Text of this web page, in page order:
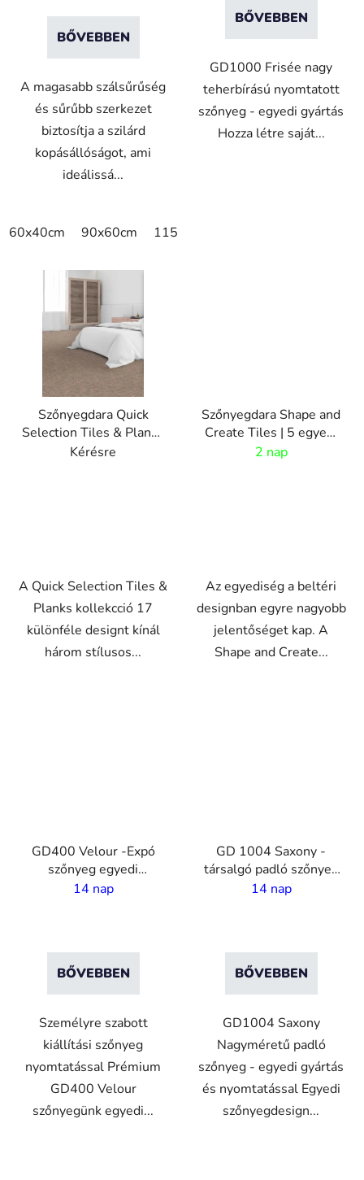
BŐVEBBEN
A magasabb szálsűrűség
és sűrűbb szerkezet
biztosítja a szilárd
kopásállóságot, ami
ideálissá...
60x40cm 90x60cm 115x115cm
BŐVEBBEN
GD1000 Frisée nagy
teherbírású nyomtatott
szőnyeg - egyedi gyártás
Hozza létre saját...
Szőnyegdara Quick
Selection Tiles & Planks
| 17 design
Kérésre
A Quick Selection Tiles &
Planks kollekcció 17
különféle designt kínál
három stílusos...
Szőnyegdara Shape and
Create Tiles | 5 egyedi
forma
2 nap
Az egyediség a beltéri
designban egyre nagyobb
jelentőséget kap. A
Shape and Create...
GD400 Velour -Expó
szőnyeg egyedi
nyomtatással - 2 m
14 nap
BŐVEBBEN
Személyre szabott
kiállítási szőnyeg
nyomtatással Prémium
GD400 Velour
szőnyegünk egyedi...
GD 1004 Saxony -
társalgó padló szőnyeg
egyedi nyomatással - 4
14 nap
BŐVEBBEN
GD1004 Saxony
Nagyméretű padló
szőnyeg - egyedi gyártás
és nyomtatással Egyedi
szőnyegdesign...